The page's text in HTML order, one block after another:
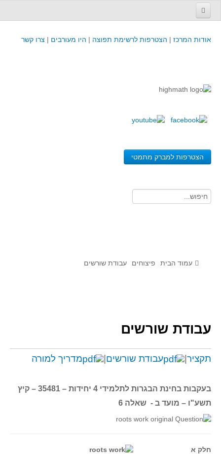
אודות המרכז | הצטרפות לרשימת תפוצה | היו מעורבים | צרו קשר
הצטרפות למברק מתמטי
קורסים והשתלמויות של מרכז המורים - כולל תוצרים
קורסים, כנסים והשתלמויות בארץ - מידע לשנה זו
משאבי הוראה ולמידה
לומדים בחט"ע
בית ספר יסודי
תוצרים מימי עיון וסדנאות - "קשר חם"
יישומים דינאמיים
אלגברה
אלגברה
פונקציות
סדרות
עמוד הבית פיצוחים עבודת שורשים
עבודת שורשים
תקציר| עבודת שורשים| מדריך למורה
בעקבות בחינת הבגרות לתלמידי 4 יחידות – 35481 – קיץ
תשע"ו – מועד ב - שאלה 6
חלק א